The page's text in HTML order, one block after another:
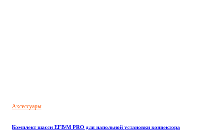
Аксессуары
Комплект шасси EFB/M PRO для напольной установки конвектора